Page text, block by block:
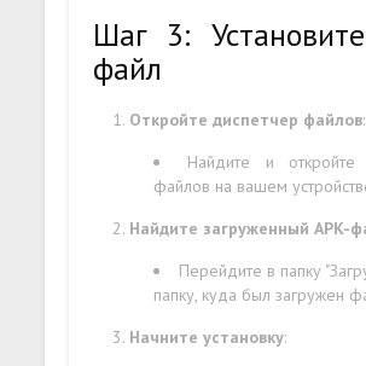
Шаг 3:
файл
Откройте диспетчер файлов:
Найдите и откройте
файлов на вашем
Найдите загруженный APK-
Перейдите в папку
папку, куда был загружен
Начните установку: